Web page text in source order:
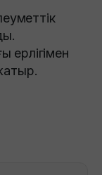
ерлігімен